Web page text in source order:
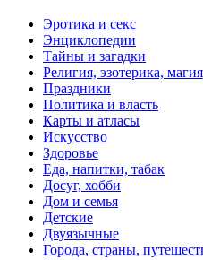
Эротика и секс
Энциклопедии
Тайны и загадки
Религия, эзотерика, магия
Праздники
Политика и власть
Карты и атласы
Искусство
Здоровье
Еда, напитки, табак
Досуг, хобби
Дом и семья
Детские
Двуязычные
Города, страны,